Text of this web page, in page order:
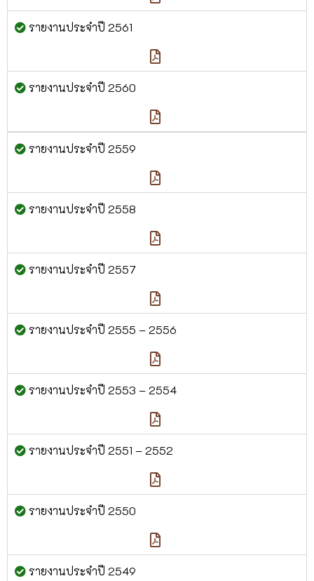
รายงานประจำปี 2561
รายงานประจำปี 2560
รายงานประจำปี 2559
รายงานประจำปี 2558
รายงานประจำปี 2557
รายงานประจำปี 2555 – 2556
รายงานประจำปี 2553 – 2554
รายงานประจำปี 2551 – 2552
รายงานประจำปี 2550
รายงานประจำปี 2549